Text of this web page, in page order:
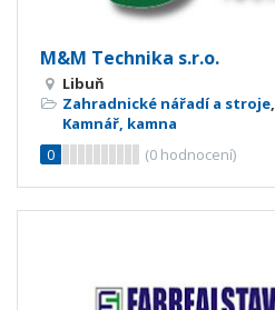
M&M Technika s.r.o.
Libuň
Zahradnické nářadí a stroje,
Kamnář, kamna
0
(0 hodnocení)